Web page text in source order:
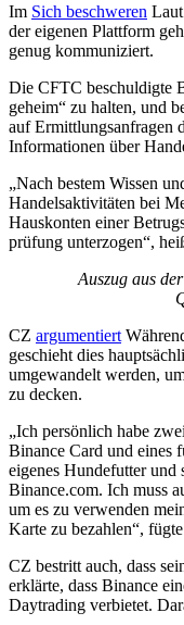
Im Sich beschweren
der eigenen Plattform
genug kommuniziert.
Die CFTC beschuldigte
geheim“ zu halten, und
auf Ermittlungsanfragen
Informationen über
„Nach bestem Wissen
Handelsaktivitäten bei
Hauskonten einer
prüfung unterzogen“,
Auszug aus
CZ argumentiert
geschieht dies
umgewandelt werden,
zu decken.
„Ich persönlich habe
Binance Card und eines
eigenes Hundefutter
Binance.com. Ich muss
um es zu verwenden
Karte zu bezahlen“,
CZ bestritt auch, dass
erklärte, dass Binance
Daytrading verbietet.